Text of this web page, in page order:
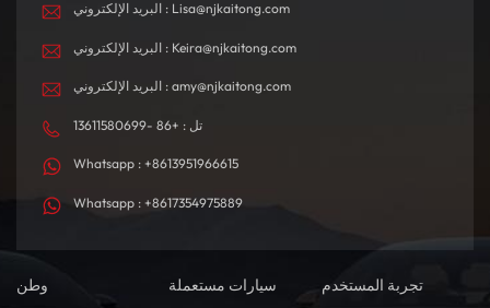
البريد الإلكتروني : Lisa@njkaitong.com
البريد الإلكتروني : Keira@njkaitong.com
البريد الإلكتروني : amy@njkaitong.com
تل : +86 -13611580699
Whatsapp : +8613951966615
Whatsapp : +8617354975889
وطن سيارات مستعملة
تجربة المستخدم